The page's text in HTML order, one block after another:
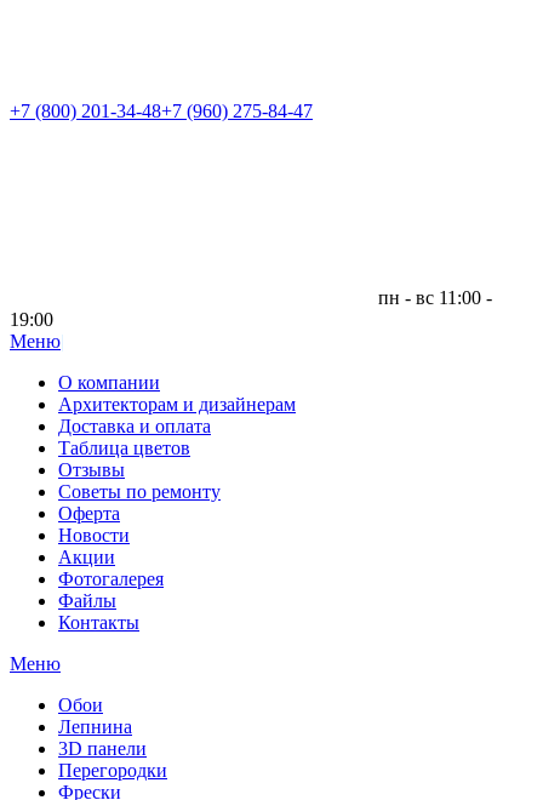
+7 (800) 201-34-48+7 (960) 275-84-47
пн - вс 11:00 -
19:00
Меню|
О компании
Архитекторам и дизайнерам
Доставка и оплата
Таблица цветов
Отзывы
Советы по ремонту
Оферта
Новости
Акции
Фотогалерея
Файлы
Контакты
Меню
Обои
Лепнина
3D панели
Перегородки
Фрески